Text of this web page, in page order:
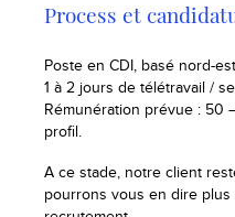
Process et
Poste en CDI, basé nord-
1 à 2 jours de télétravail /
Rémunération prévue : 50
profil.
A ce stade, notre client
pourrons vous en dire